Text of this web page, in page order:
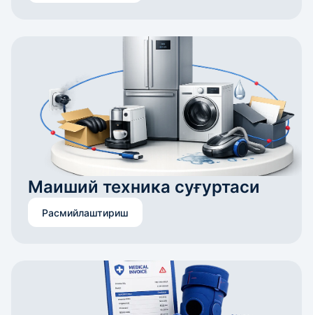
Маиший техника суғуртаси
Расмийлаштириш